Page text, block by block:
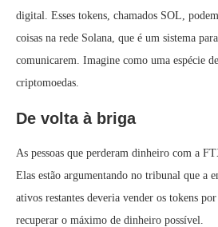
digital. Esses tokens, chamados SOL,
coisas na rede Solana, que é um sistema
comunicarem. Imagine como uma espécie
criptomoedas.
De volta à briga
As pessoas que perderam dinheiro com a
Elas estão argumentando no tribunal que a
ativos restantes deveria vender os tokens
recuperar o máximo de dinheiro possível.